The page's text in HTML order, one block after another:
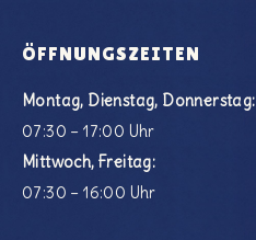
ÖFFNUNGSZEITEN
Montag, Dienstag, Donnerstag:
07:30 – 17:00 Uhr
Mittwoch, Freitag:
07:30 – 16:00 Uhr